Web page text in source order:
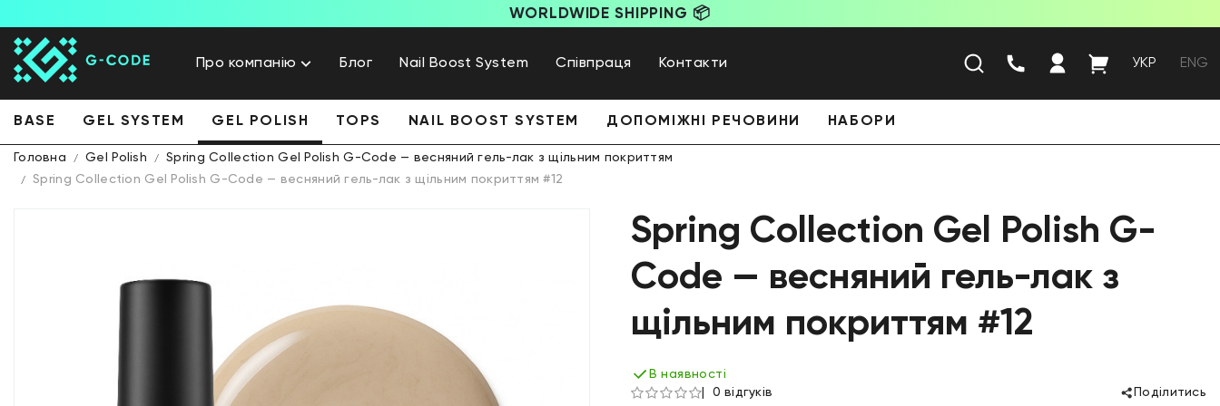
WORLDWIDE SHIPPING 📦
Про компанію Блог Nail Boost System Співпраця Контакти УКР ENG
BASE GEL SYSTEM GEL POLISH TOPS NAIL BOOST SYSTEM ДОПОМІЖНІ РЕЧОВИНИ НАБОРИ
Головна Gel Polish
Spring Collection Gel Polish G-Code — весняний гель-лак з щільним покриттям
Spring Collection Gel Polish G-Code — весняний гель-лак з щільним покриттям #12
Spring Collection Gel Polish G-
Code — весняний гель-лак з
щільним покриттям #12
В наявності
0 відгуків
Поділитись